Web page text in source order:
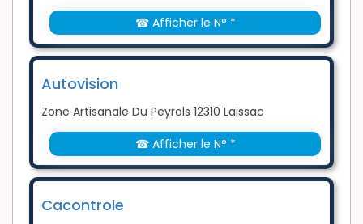
☎ Afficher le N° *
Autovision
Zone Artisanale Du Peyrols 12310 Laissac
☎ Afficher le N° *
Cacontrole